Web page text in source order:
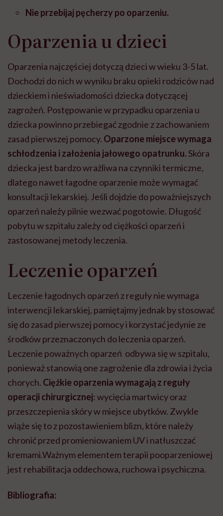
Nie przebijaj pęcherzy po oparzeniu.
Oparzenia u dzieci
Oparzenia najczęściej dotyczą dzieci w wieku 3-5 lat.
Dochodzi do nich w wyniku braku opieki rodziców nad
dzieckiem i nieświadomości dziecka dotyczącej
zagrożeń. Postępowanie w przypadku oparzenia u
dziecka powinno przebiegać zgodnie z zachowaniem
zasad pierwszej pomocy. Oparzone miejsce wymaga
schłodzenia i założenia jałowego opatrunku.Skóra
dziecka jest bardzo wrażliwa na czynniki termiczne,
dlatego nawet łagodne oparzenie może wymagać
konsultacji lekarskiej. Jeśli dojdzie do poważniejszych
oparzeń należy pilnie wezwać pogotowie. Długość
pobytu w szpitalu zależy od ciężkości oparzeń i
zastosowanej metody leczenia.
Leczenie oparzeń
Leczenie łagodnych oparzeń z reguły nie wymaga
interwencji lekarskiej, pamiętajmy jednak by stosować
się do zasad pierwszej pomocy i korzystać jedynie ze
środków przeznaczonych do leczenia oparzeń.
Leczenie poważnych oparzeń odbywa się w szpitalu,
ponieważ stanowią one zagrożenie dla zdrowia i życia
chorych. Ciężkie oparzenia wymagają z reguły
operacji chirurgicznej: wycięcia martwicy oraz
przeszczepienia skóry w miejsce ubytków. Zwykle
wiąże się to z pozostawieniem blizn, które należy
chronić przed promieniowaniem UV i natłuszczać
kremami.Ważnym elementem terapii pooparzeniowej
jest rehabilitacja oddechowa, ruchowa i psychiczna.
Bibliografia: